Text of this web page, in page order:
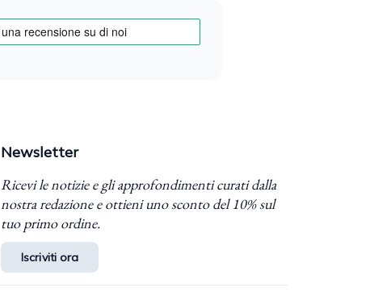
Newsletter
Ricevi le notizie e gli approfondimenti curati dalla
nostra redazione e ottieni uno sconto del 10% sul
tuo primo ordine.
Iscriviti ora